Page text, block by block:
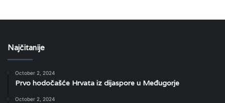
Najčitanije
October 2, 2024
Prvo hodočašće Hrvata iz dijaspore u Međugorje
October 2, 2024